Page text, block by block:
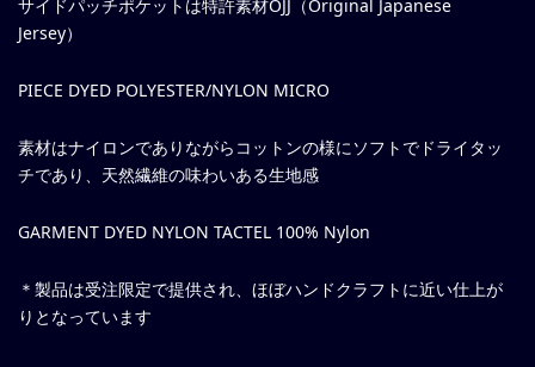
サイドパッチポケットは特許素材OJJ（Original Japanese
Jersey）
PIECE DYED POLYESTER/NYLON MICRO
素材はナイロンでありながらコットンの様にソフトでドライタッ
チであり、天然繊維の味わいある生地感
GARMENT DYED NYLON TACTEL 100% Nylon
＊製品は受注限定で提供され、ほぼハンドクラフトに近い仕上が
りとなっています